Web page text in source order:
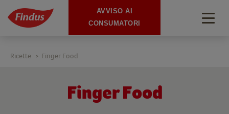
Finger Food
Ricette > Finger Food
AVVISO AI
CONSUMATORI